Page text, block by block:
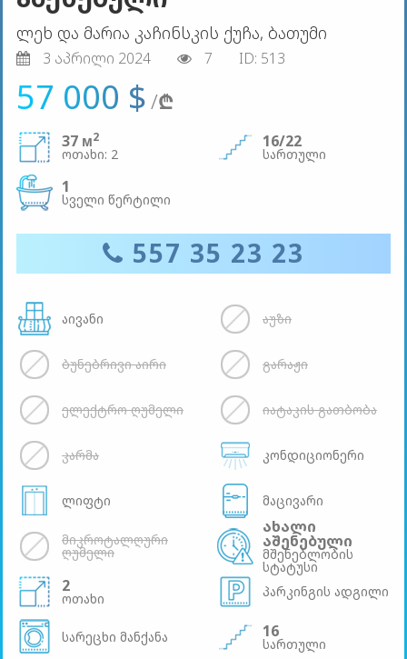
ლეხ და მარია კაჩინსკის ქუჩა, ბათუმი
3 აპრილი 2024 7 ID: 513
57 000 $ /₾
37 м2
ოთახი: 2
16/22
სართული
1
სველი წერტილი
557 35 23 23
აივანი აუზი
ბუნებრივი აირი გარაჟი
ელექტრო ღუმელი იატაკის გათბობა
კარმა კონდიციონერი
ლიფტი მაცივარი
მიკროტალღური
ღუმელი
ახალი
აშენებული
მშენებლობის
სტატუსი
2
ოთახი პარკინგის ადგილი
სარეცხი მანქანა 16
სართული